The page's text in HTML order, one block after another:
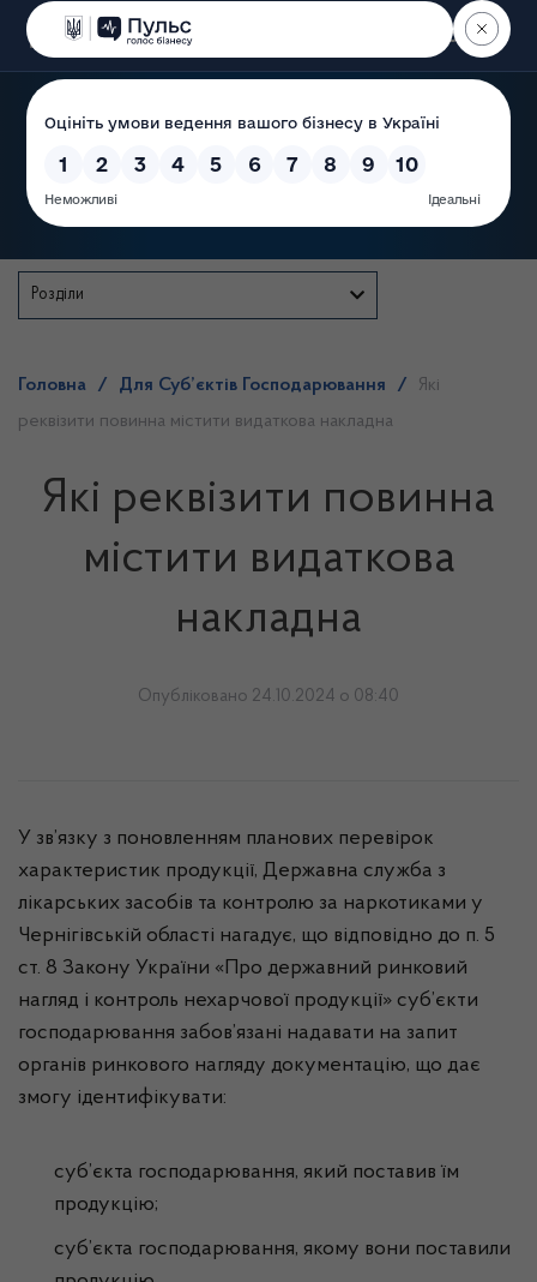
Пошук
Розділи
Головна / Для Суб’єктів Господарювання /
Які
реквізити повинна містити видаткова накладна
Які реквізити повинна
містити видаткова
накладна
Опубліковано 24.10.2024 о 08:40
У зв’язку з поновленням планових перевірок
характеристик продукції, Державна служба з
лікарських засобів та контролю за наркотиками у
Чернігівській області нагадує, що відповідно до п. 5
ст. 8 Закону України «Про державний ринковий
нагляд і контроль нехарчової продукції» суб’єкти
господарювання забов’язані надавати на запит
органів ринкового нагляду документацію, що дає
змогу ідентифікувати:
суб’єкта господарювання, який поставив їм
продукцію;
суб’єкта господарювання, якому вони поставили